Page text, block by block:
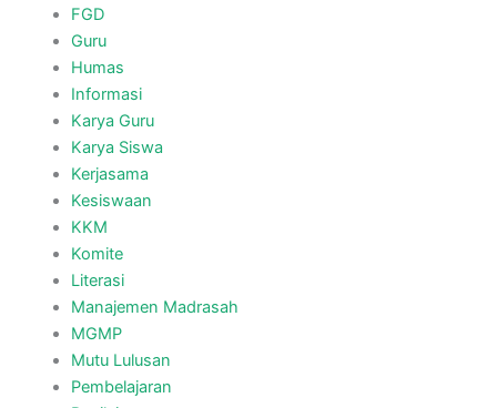
FGD
Guru
Humas
Informasi
Karya Guru
Karya Siswa
Kerjasama
Kesiswaan
KKM
Komite
Literasi
Manajemen Madrasah
MGMP
Mutu Lulusan
Pembelajaran